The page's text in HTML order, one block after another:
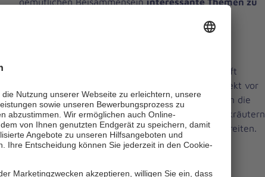
wohlschmeckenden und gesunden Wildkräuter oft
unbeachtet oder gar als Unkraut verschmäht direkt vor
unserer Haustür wachsen. Anschließend genießen die
Teilnehmenden schmackhafte Gerichte mit Wildkräutern,
die sie gemeinsam mit der Kräuterexpertin zubereiten.
Eigene Rezepte sind gerne gesehen!
Die Teilnahme ist kostenlos.